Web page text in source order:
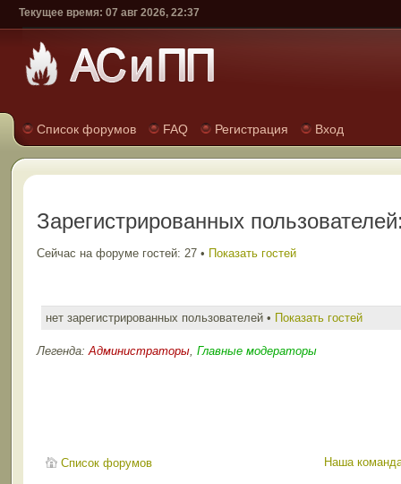
Текущее время: 07 авг 2026, 22:37
Список форумов FAQ Регистрация Вход
Зарегистрированных
Сейчас на форуме гостей: 27 • Показать гостей
нет зарегистрированных пользователей • Показать гостей
Легенда:Администраторы, Главные модераторы
Список форумов Наша